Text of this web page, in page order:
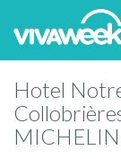
Hotel
MICHELIN